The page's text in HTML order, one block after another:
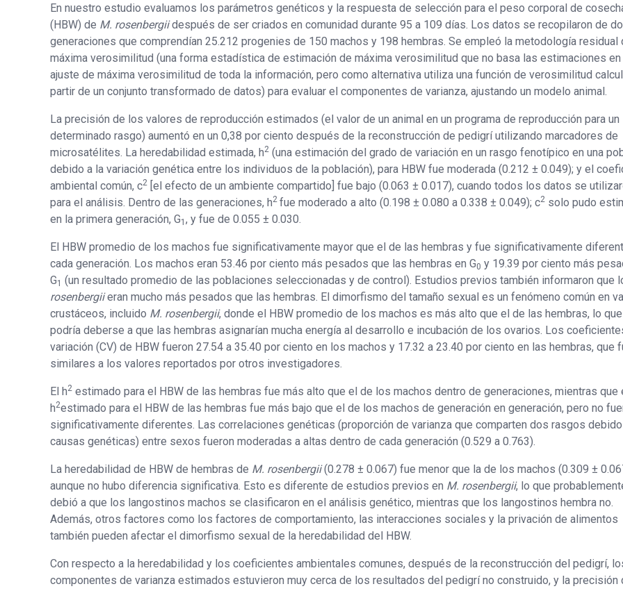
En nuestro estudio evaluamos los parámetros genéticos y la respuesta de selección para el peso corporal de
(HBW) de M. rosenbergiidespués de ser criados en comunidad durante 95 a 109 días. Los datos se recopilaron de
generaciones que comprendían 25.212 progenies de 150 machos y 198 hembras. Se empleó la metodología residual
máxima verosimilitud (una forma estadística de estimación de máxima verosimilitud que no basa las estimaciones en
ajuste de máxima verosimilitud de toda la información, pero como alternativa utiliza una función de verosimilitud
partir de un conjunto transformado de datos) para evaluar el componentes de varianza, ajustando un modelo animal.
La precisión de los valores de reproducción estimados (el valor de un animal en un programa de reproducción para un
determinado rasgo) aumentó en un 0,38 por ciento después de la reconstrucción de pedigrí utilizando marcadores de
microsatélites. La heredabilidad estimada, h2 (una estimación del grado de variación en un rasgo fenotípico en una
debido a la variación genética entre los individuos de la población), para HBW fue moderada (0.212 ± 0.049); y el
ambiental común, c2 [el efecto de un ambiente compartido] fue bajo (0.063 ± 0.017), cuando todos los datos se
para el análisis. Dentro de las generaciones, h2 fue moderado a alto (0.198 ± 0.080 a 0.338 ± 0.049); c2 solo pudo
en la primera generación, G1 , y fue de 0.055 ± 0.030.
El HBW promedio de los machos fue significativamente mayor que el de las hembras y fue significativamente
cada generación. Los machos eran 53.46 por ciento más pesados ​​que las hembras en G0 y 19.39 por ciento más
G1 (un resultado promedio de las poblaciones seleccionadas y de control). Estudios previos también informaron que
rosenbergiieran mucho más pesados ​​que las hembras. El dimorfismo del tamaño sexual es un fenómeno común en
crustáceos, incluido M. rosenbergii, donde el HBW promedio de los machos es más alto que el de las hembras, lo que
podría deberse a que las hembras asignarían mucha energía al desarrollo e incubación de los ovarios. Los
variación (CV) de HBW fueron 27.54 a 35.40 por ciento en los machos y 17.32 a 23.40 por ciento en las hembras, que
similares a los valores reportados por otros investigadores.
El h2 estimado para el HBW de las hembras fue más alto que el de los machos dentro de generaciones, mientras que
h2estimado para el HBW de las hembras fue más bajo que el de los machos de generación en generación, pero no
significativamente diferentes. Las correlaciones genéticas (proporción de varianza que comparten dos rasgos
causas genéticas) entre sexos fueron moderadas a altas dentro de cada generación (0.529 a 0.763).
La heredabilidad de HBW de hembras de M. rosenbergii(0.278 ± 0.067) fue menor que la de los machos (0.309 ±
aunque no hubo diferencia significativa. Esto es diferente de estudios previos en M. rosenbergii, lo que
debió a que los langostinos machos se clasificaron en el análisis genético, mientras que los langostinos hembra no.
Además, otros factores como los factores de comportamiento, las interacciones sociales y la privación de alimentos
también pueden afectar el dimorfismo sexual de la heredabilidad del HBW.
Con respecto a la heredabilidad y los coeficientes ambientales comunes, después de la reconstrucción del pedigrí,
componentes de varianza estimados estuvieron muy cerca de los resultados del pedigrí no construido, y la precisión